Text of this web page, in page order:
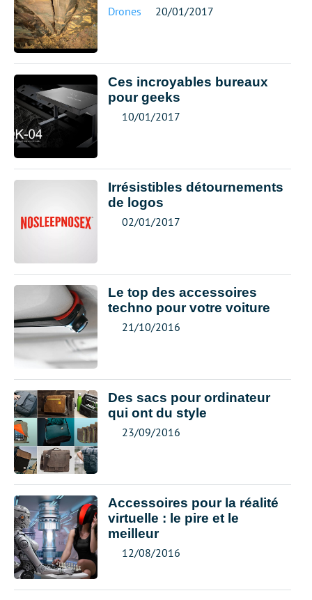
Drones 20/01/2017
Ces incroyables bureaux
pour geeks
10/01/2017
Irrésistibles détournements
de logos
02/01/2017
Le top des accessoires
techno pour votre voiture
21/10/2016
Des sacs pour ordinateur
qui ont du style
23/09/2016
Accessoires pour la réalité
virtuelle : le pire et le
meilleur
12/08/2016